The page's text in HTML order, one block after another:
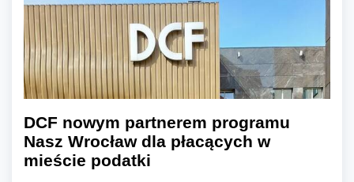
DCF nowym partnerem programu
Nasz Wrocław dla płacących w
mieście podatki